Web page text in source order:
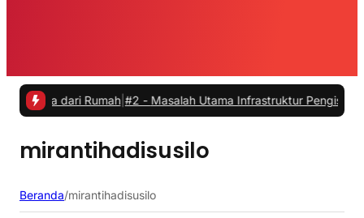
dari Rumah |#2 -Masalah Utama Infrastruktur Pengisian Daya
mirantihadisusilo
Beranda/mirantihadisusilo